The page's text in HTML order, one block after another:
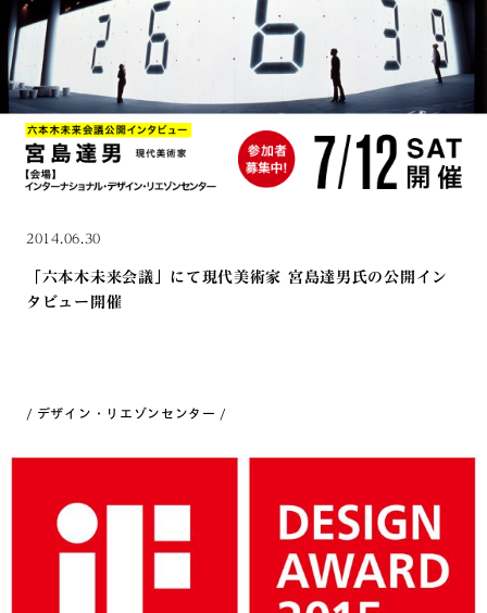
2014.06.30
「六本木未来会議」にて現代美術家 宮島達男氏の公開イン
タビュー開催
デザイン・リエゾンセンター